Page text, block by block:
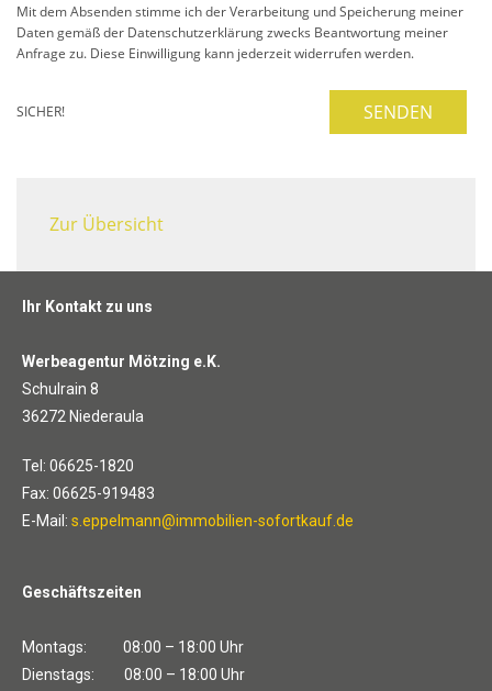
Mit dem Absenden stimme ich der Verarbeitung und Speicherung meiner
Daten gemäß der Datenschutzerklärung zwecks Beantwortung meiner
Anfrage zu. Diese Einwilligung kann jederzeit widerrufen werden.
SICHER! SENDEN
Zur Übersicht
Ihr Kontakt zu uns
Werbeagentur Mötzing e.K.
Schulrain 8
36272 Niederaula
Tel: 06625-1820
Fax: 06625-919483
E-Mail: s.eppelmann@immobilien-sofortkauf.de
Geschäftszeiten
Montags: 08:00 – 18:00 Uhr
Dienstags: 08:00 – 18:00 Uhr